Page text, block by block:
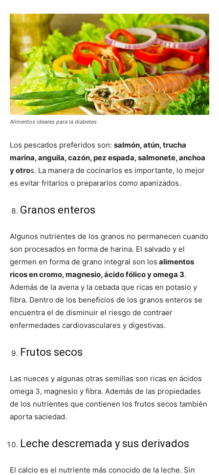
Alimentos ideales para la diabetes
Los pescados preferidos son: salmón, atún, trucha
marina, anguila, cazón, pez espada, salmonete, anchoa
y otros. La manera de cocinarlos es importante, lo mejor
es evitar fritarlos o prepararlos como apanizados.
Granos enteros
Algunos nutrientes de los granos no permanecen cuando
son procesados en forma de harina. El salvado y el
germen en forma de grano integral son los alimentos
ricos en cromo, magnesio, ácido fólico y omega 3.
Además de la avena y la cebada que ricas en potasio y
fibra. Dentro de los beneficios de los granos enteros se
encuentra el de disminuir el riesgo de contraer
enfermedades cardiovasculares y digestivas.
Frutos secos
Las nueces y algunas otras semillas son ricas en ácidos
omega 3, magnesio y fibra. Además de las propiedades
de los nutrientes que contienen los frutos secos también
aporta saciedad.
Leche descremada y sus derivados
El calcio es el nutriente más conocido de la leche. Sin